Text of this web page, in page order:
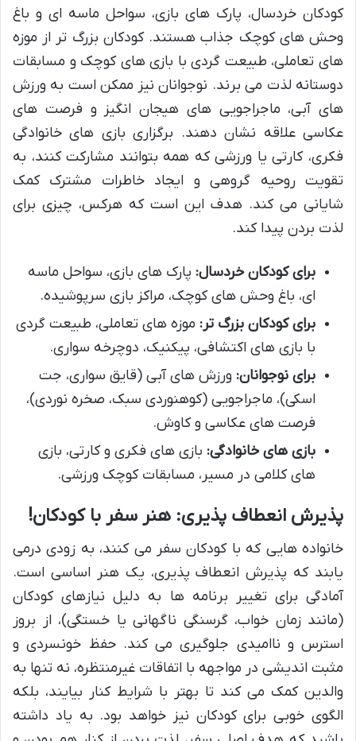
کودکان خردسال، پارک های بازی، سواحل ماسه ای و باغ
وحش های کوچک جذاب هستند. کودکان بزرگ تر از موزه
های تعاملی، طبیعت گردی با بازی های کوچک و مسابقات
دوستانه لذت می برند. نوجوانان نیز ممکن است به ورزش
های آبی، ماجراجویی های هیجان انگیز و فرصت های
عکاسی علاقه نشان دهند. برگزاری بازی های خانوادگی
فکری، کارتی یا ورزشی که همه بتوانند مشارکت کنند، به
تقویت روحیه گروهی و ایجاد خاطرات مشترک کمک
شایانی می کند. هدف این است که هرکس، چیزی برای
لذت بردن پیدا کند.
برای کودکان خردسال: پارک های بازی، سواحل ماسه
ای، باغ وحش های کوچک، مراکز بازی سرپوشیده.
برای کودکان بزرگ تر: موزه های تعاملی، طبیعت گردی
با بازی های اکتشافی، پیکنیک، دوچرخه سواری.
برای نوجوانان: ورزش های آبی (قایق سواری، جت
اسکی)، ماجراجویی (کوهنوردی سبک، صخره نوردی)،
فرصت های عکاسی و کاوش.
بازی های خانوادگی: بازی های فکری و کارتی، بازی
های کلامی در مسیر، مسابقات کوچک ورزشی.
پذیرش انعطاف پذیری: هنر سفر با کودکان!
خانواده هایی که با کودکان سفر می کنند، به زودی درمی
یابند که پذیرش انعطاف پذیری، یک هنر اساسی است.
آمادگی برای تغییر برنامه ها به دلیل نیازهای کودکان
(مانند زمان خواب، گرسنگی ناگهانی یا خستگی)، از بروز
استرس و ناامیدی جلوگیری می کند. حفظ خونسردی و
مثبت اندیشی در مواجهه با اتفاقات غیرمنتظره، نه تنها به
والدین کمک می کند تا بهتر با شرایط کنار بیایند، بلکه
الگوی خوبی برای کودکان نیز خواهد بود. به یاد داشته